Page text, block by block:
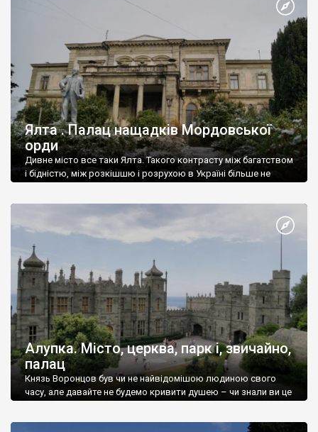
Ялта . Палац нащадків Мордовської
орди
Дивне місто все таки Ялта. Такого контрасту між багатством
і бідністю, між розкішшю і розрухою в Україні більше не
Алупка. Місто, церква, парк і, звичайно,
палац
Князь Воронцов був чи не найвідомішою людиною свого
часу, але давайте не будемо кривити душею – чи знали ви це